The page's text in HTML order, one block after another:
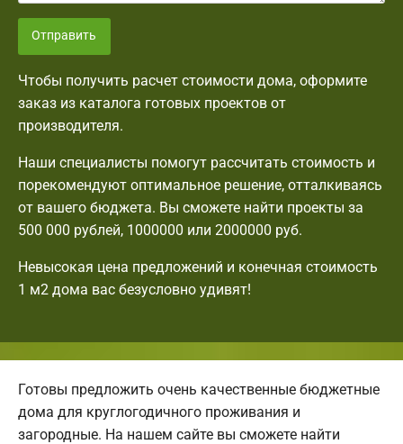
Отправить
Чтобы получить расчет стоимости дома, оформите
заказ из каталога готовых проектов от
производителя.
Наши специалисты помогут рассчитать стоимость и
порекомендуют оптимальное решение, отталкиваясь
от вашего бюджета. Вы сможете найти проекты за
500 000 рублей, 1000000 или 2000000 руб.
Невысокая цена предложений и конечная стоимость
1 м2 дома вас безусловно удивят!
Готовы предложить очень качественные бюджетные
дома для круглогодичного проживания и
загородные. На нашем сайте вы сможете найти